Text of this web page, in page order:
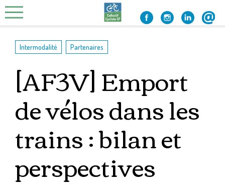
Skip
to
Intermodalité Partenaires
[AF3V] Emport
de vélos dans les
trains : bilan et
perspectives